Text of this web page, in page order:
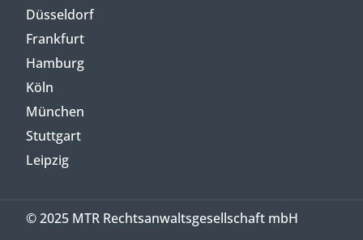
Düsseldorf
Frankfurt
Hamburg
Köln
München
Stuttgart
Leipzig
© 2025 MTR Rechtsanwaltsgesellschaft mbH